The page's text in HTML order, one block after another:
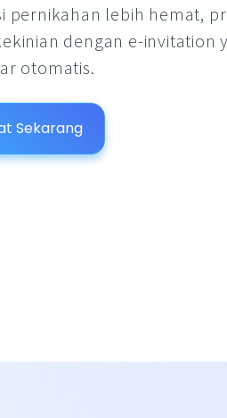
pernikahan lebih hemat,
dengan e-invitation
otomatis.
Sekarang